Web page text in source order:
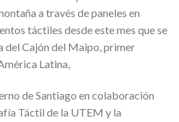
a través de paneles en
táctiles desde este mes que se
del Cajón del Maipo, primer
Latina,
de Santiago en colaboración
Táctil de la UTEM y la